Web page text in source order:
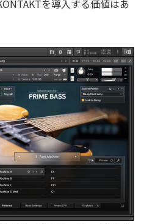
を導入する価値はあ